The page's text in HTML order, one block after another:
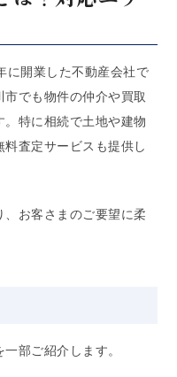
に開業した不動産会社で
でも物件の仲介や買取
特に相続で土地や建物
査定サービスも提供し
お客さまのご要望に柔
部ご紹介します。